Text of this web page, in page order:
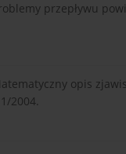
przepływu
opis
2004.